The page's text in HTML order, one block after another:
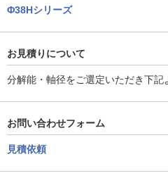
Φ38Hシリーズ
お見積りについて
分解能・軸径をご選定いただき下記
お問い合わせフォーム
見積依頼